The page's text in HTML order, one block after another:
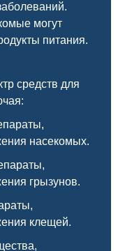
могут
питания.
средств для
насекомых.
грызунов.
клещей.